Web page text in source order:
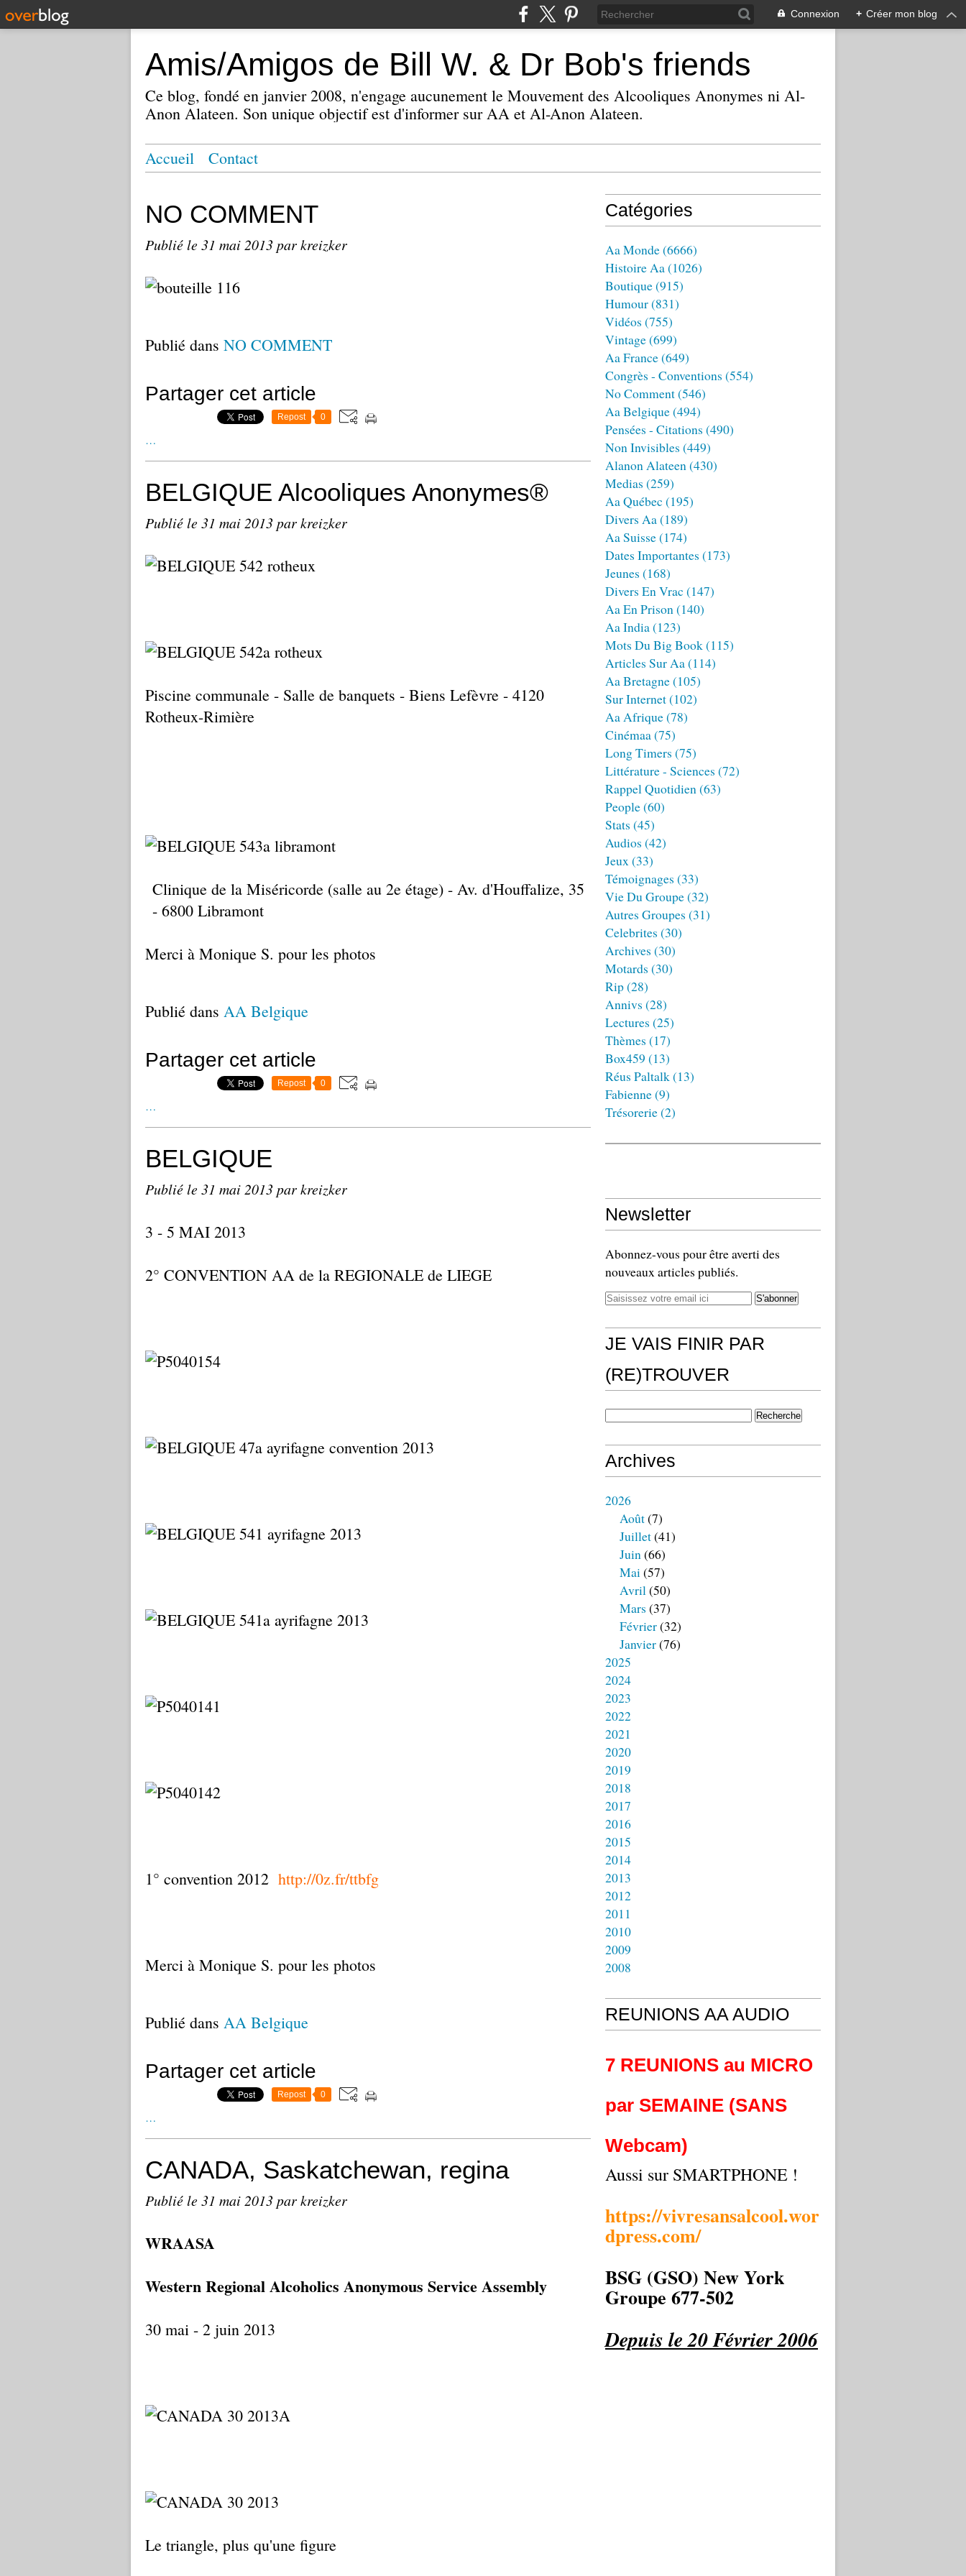
Connexion + Créer mon blog
Amis/Amigos de Bill W. & Dr Bob's friends
Ce blog, fondé en janvier 2008, n'engage aucunement le Mouvement des Alcooliques Anonymes ni Al-
Anon Alateen. Son unique objectif est d'informer sur AA et Al-Anon Alateen.
Accueil Contact
NO COMMENT
Publié le 31 mai 2013par kreizker
Publié dans NO COMMENT
Partager cet article
Repost 0
…
BELGIQUE Alcooliques Anonymes®
Publié le 31 mai 2013par kreizker
Piscine communale - Salle de banquets - Biens Lefèvre - 4120
Rotheux-Rimière
Clinique de la Miséricorde (salle au 2e étage) - Av. d'Houffalize, 35
- 6800 Libramont
Merci à Monique S. pour les photos
Publié dans AA Belgique
Partager cet article
Repost 0
…
BELGIQUE
Publié le 31 mai 2013par kreizker
3 - 5 MAI 2013
2° CONVENTION AA de la REGIONALE de LIEGE
1° convention 2012 http://0z.fr/ttbfg
Merci à Monique S. pour les photos
Publié dans AA Belgique
Partager cet article
Repost 0
…
CANADA, Saskatchewan, regina
Publié le 31 mai 2013par kreizker
WRAASA
Western Regional Alcoholics Anonymous Service Assembly
30 mai - 2 juin 2013
Le triangle, plus qu'une figure
Catégories
Aa Monde(6666)
Histoire Aa(1026)
Boutique(915)
Humour(831)
Vidéos (755)
Vintage(699)
Aa France(649)
Congrès - Conventions (554)
No Comment(546)
Aa Belgique(494)
Pensées - Citations (490)
Non Invisibles (449)
Alanon Alateen(430)
Medias (259)
Aa Québec (195)
Divers Aa(189)
Aa Suisse(174)
Dates Importantes (173)
Jeunes (168)
Divers En Vrac (147)
Aa En Prison(140)
Aa India(123)
Mots Du Big Book(115)
Articles Sur Aa(114)
Aa Bretagne(105)
Sur Internet(102)
Aa Afrique(78)
Cinémaa(75)
Long Timers (75)
Littérature - Sciences (72)
Rappel Quotidien(63)
People(60)
Stats (45)
Audios (42)
Jeux(33)
Témoignages (33)
Vie Du Groupe(32)
Autres Groupes (31)
Celebrites (30)
Archives (30)
Motards (30)
Rip(28)
Annivs (28)
Lectures (25)
Thèmes (17)
Box459 (13)
Réus Paltalk(13)
Fabienne(9)
Trésorerie(2)
Newsletter
Abonnez-vous pour être averti des
nouveaux articles publiés.
JE VAIS FINIR PAR
(RE)TROUVER
Archives
2026
Août(7)
Juillet(41)
Juin(66)
Mai(57)
Avril(50)
Mars (37)
Février(32)
Janvier(76)
2025
2024
2023
2022
2021
2020
2019
2018
2017
2016
2015
2014
2013
2012
2011
2010
2009
2008
REUNIONS AA AUDIO
7 REUNIONS au MICRO
par SEMAINE (SANS
Webcam)
Aussi sur SMARTPHONE !
https://vivresansalcool.wor
dpress.com/
BSG (GSO) New York
Groupe 677-502
Depuis le 20 Février 2006